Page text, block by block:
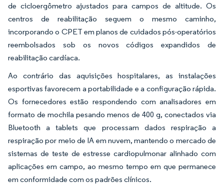
de cicloergômetro ajustados para campos de altitude. Os
centros de reabilitação seguem o mesmo caminho,
incorporando o CPET em planos de cuidados pós-operatórios
reembolsados sob os novos códigos expandidos de
reabilitação cardíaca.
Ao contrário das aquisições hospitalares, as instalações
esportivas favorecem a portabilidade e a configuração rápida.
Os fornecedores estão respondendo com analisadores em
formato de mochila pesando menos de 400 g, conectados via
Bluetooth a tablets que processam dados respiração a
respiração por meio de IA em nuvem, mantendo o mercado de
sistemas de teste de estresse cardiopulmonar alinhado com
aplicações em campo, ao mesmo tempo em que permanece
em conformidade com os padrões clínicos.